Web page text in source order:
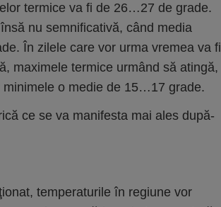
termice va fi de 26…27 de grade.
nu semnificativă, când media
În zilele care vor urma vremea va fi
maximele termice urmând să atingă,
o medie de 15…17 grade.
ce se va manifesta mai ales după-
temperaturile în regiune vor